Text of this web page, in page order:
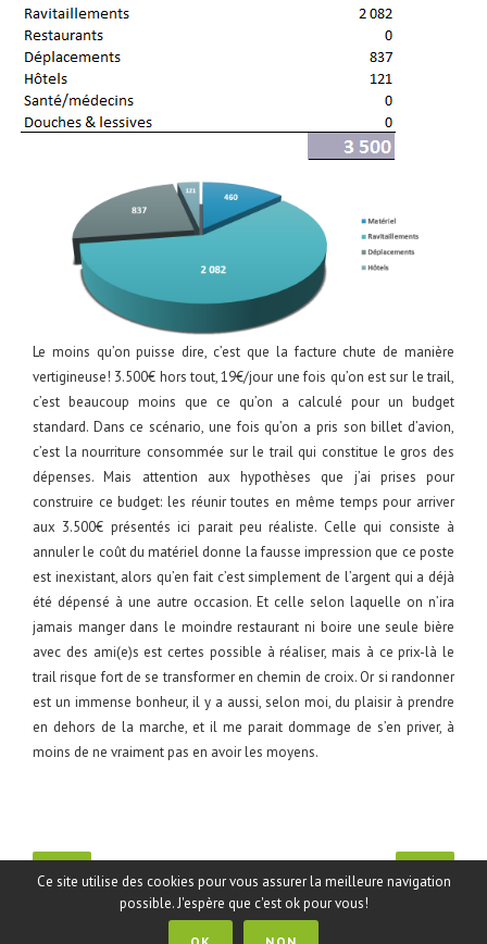
Le moins qu’on puisse dire, c’est que la facture chute de manière
vertigineuse! 3.500€ hors tout, 19€/jour une fois qu’on est sur le trail,
c’est beaucoup moins que ce qu’on a calculé pour un budget
standard. Dans ce scénario, une fois qu’on a pris son billet d’avion,
c’est la nourriture consommée sur le trail qui constitue le gros des
dépenses. Mais attention aux hypothèses que j’ai prises pour
construire ce budget: les réunir toutes en même temps pour arriver
aux 3.500€ présentés ici parait peu réaliste. Celle qui consiste à
annuler le coût du matériel donne la fausse impression que ce poste
est inexistant, alors qu’en fait c’est simplement de l’argent qui a déjà
été dépensé à une autre occasion. Et celle selon laquelle on n’ira
jamais manger dans le moindre restaurant ni boire une seule bière
avec des ami(e)s est certes possible à réaliser, mais à ce prix-là le
trail risque fort de se transformer en chemin de croix. Or si randonner
est un immense bonheur, il y a aussi, selon moi, du plaisir à prendre
en dehors de la marche, et il me parait dommage de s’en priver, à
moins de ne vraiment pas en avoir les moyens.
Ce site utilise des cookies pour vous assurer la meilleure navigation
possible. J'espère que c'est ok pour vous!